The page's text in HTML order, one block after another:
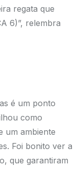
regata que
6)”, relembra
é um ponto
como
um ambiente
Foi bonito ver a
que garantiram